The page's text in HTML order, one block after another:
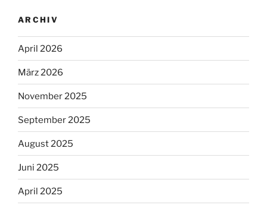
ARCHIV
April 2026
März 2026
November 2025
September 2025
August 2025
Juni 2025
April 2025